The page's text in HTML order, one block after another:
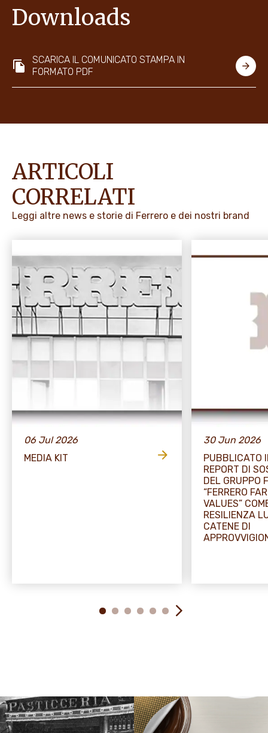
Downloads
SCARICA IL COMUNICATO STAMPA IN
FORMATO PDF
ARTICOLI
CORRELATI
Leggi altre news e storie di Ferrero e dei nostri brand
06 Jul 2026
MEDIA KIT
30 Jun 2026
PUBBLICATO
REPORT DI
DEL GRUPPO
“FERRERO
VALUES”
RESILIENZA
CATENE DI